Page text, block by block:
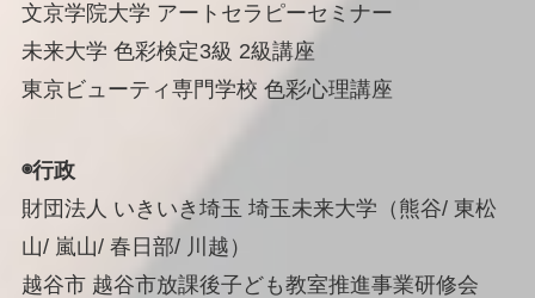
文京学院大学 アートセラピーセミナー
未来大学 色彩検定3級 2級講座
東京ビューティ専門学校 色彩心理講座
◉行政
財団法人 いきいき埼玉 埼玉未来大学（熊谷/ 東松
山/ 嵐山/ 春日部/ 川越）
越谷市 越谷市放課後子ども教室推進事業研修会